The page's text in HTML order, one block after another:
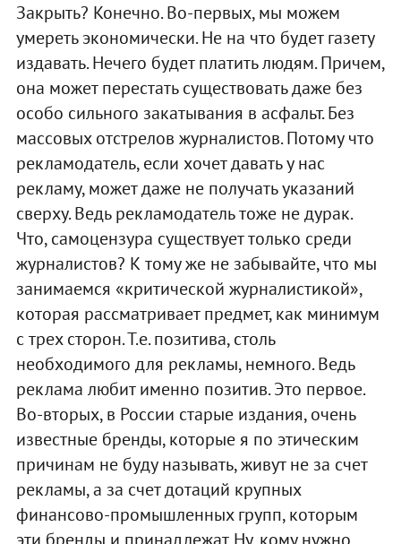
Закрыть? Конечно. Во-первых, мы можем
умереть экономически. Не на что будет газету
издавать. Нечего будет платить людям. Причем,
она может перестать существовать даже без
особо сильного закатывания в асфальт. Без
массовых отстрелов журналистов. Потому что
рекламодатель, если хочет давать у нас
рекламу, может даже не получать указаний
сверху. Ведь рекламодатель тоже не дурак.
Что, самоцензура существует только среди
журналистов? К тому же не забывайте, что мы
занимаемся «критической журналистикой»,
которая рассматривает предмет, как минимум
с трех сторон. Т.е. позитива, столь
необходимого для рекламы, немного. Ведь
реклама любит именно позитив. Это первое.
Во-вторых, в России старые издания, очень
известные бренды, которые я по этическим
причинам не буду называть, живут не за счет
рекламы, а за счет дотаций крупных
финансово-промышленных групп, которым